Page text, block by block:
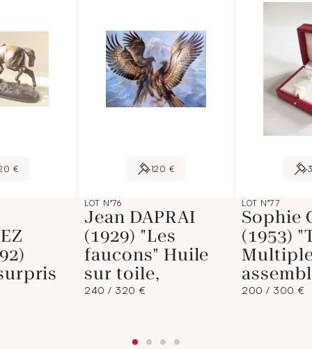
€ 120 €
LOT N°76
Jean DAPRAI
(1929) "Les
faucons" Huile
sur toile,
240 / 320 €
LOT N°77
Sophie
(1953)
200 / 300 €